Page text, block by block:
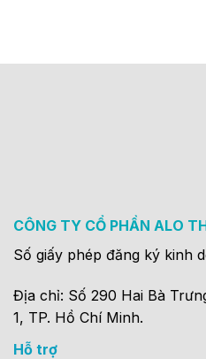
CÔNG TY CỔ PHẦN ALO
Số giấy phép đăng ký kinh
Địa chỉ: Số 290 Hai Bà
1, TP. Hồ Chí Minh.
Hỗ trợ